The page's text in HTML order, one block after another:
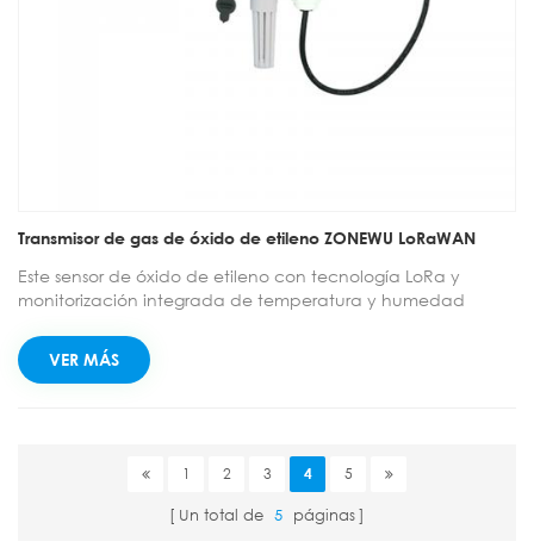
Transmisor de gas de óxido de etileno ZONEWU LoRaWAN
Este sensor de óxido de etileno con tecnología LoRa y
monitorización integrada de temperatura y humedad
con bajo consumo de energía y soluciones personalizables
para pedidos al por mayor o B2B.
VER MÁS
1 2 3 4 5
Un total de 5 páginas